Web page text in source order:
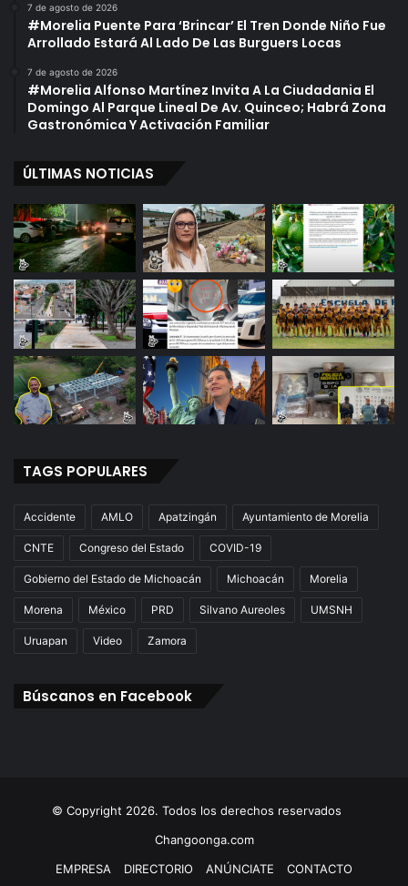
7 de agosto de 2026
#Morelia Puente Para ‘Brincar’ El Tren Donde Niño Fue
Arrollado Estará Al Lado De Las Burguers Locas
7 de agosto de 2026
#Morelia Alfonso Martínez Invita A La Ciudadania El
Domingo Al Parque Lineal De Av. Quinceo; Habrá Zona
Gastronómica Y Activación Familiar
ÚLTIMAS NOTICIAS
TAGS POPULARES
Accidente AMLO Apatzingán Ayuntamiento de Morelia
CNTE Congreso del Estado COVID-19
Gobierno del Estado de Michoacán Michoacán Morelia
Morena México PRD Silvano Aureoles UMSNH
Uruapan Video Zamora
Búscanos en Facebook
© Copyright 2026. Todos los derechos reservados
Changoonga.com
EMPRESA
DIRECTORIO ANÚNCIATE CONTACTO